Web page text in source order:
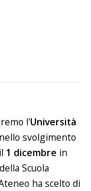
l'Università
svolgimento
1 dicembre in
Scuola
ha scelto di